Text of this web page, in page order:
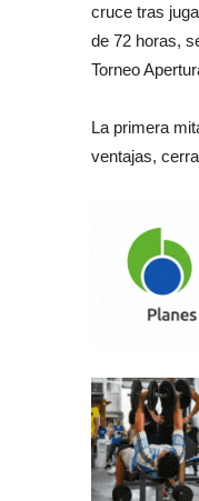
cruce tras
de 72 horas,
Torneo
La primera
ventajas,